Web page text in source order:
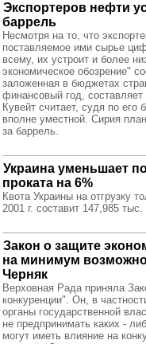
Экспортеров нефти
баррель
Несмотря на то, что
поставляемое ими сырье
всему, их устроит и более
экономическое обозрение"
заложенная в бюджетах
финансовый год,
Кувейт считает, судя по
вполне уместной. Сирия
за баррель.
Украина уменьшает
проката на 6%
Квота Украины на отгрузку
2001 г. составит 147,985
Закон о защите
на минимум
Черняк
Верховная Рада приняла
конкуренции". Он, в
органы государственной
не предпринимать каких -
могут иметь влияние на